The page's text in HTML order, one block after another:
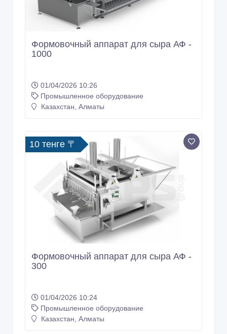
Формовочный аппарат для сыра АФ -
1000
01/04/2026 10:26
Промышленное оборудование
Казахстан, Алматы
10 тенге 〒
Формовочный аппарат для сыра АФ -
300
01/04/2026 10:24
Промышленное оборудование
Казахстан, Алматы